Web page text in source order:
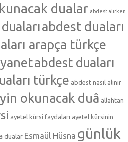
dualar abdest alırken
abdest duaları
arapça türkçe
abdest duaları
türkçe abdest nasıl alınır
okunacak duâ allahtan
ayetel kürsi faydaları ayetel kürsinin
dualar Esmaül Hüsna günlük